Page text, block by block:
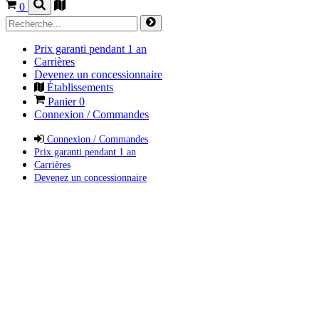
0
Prix garanti pendant 1 an
Carrières
Devenez un concessionnaire
Établissements
Panier0
Connexion / Commandes
Connexion / Commandes
Prix garanti pendant 1 an
Carrières
Devenez un concessionnaire